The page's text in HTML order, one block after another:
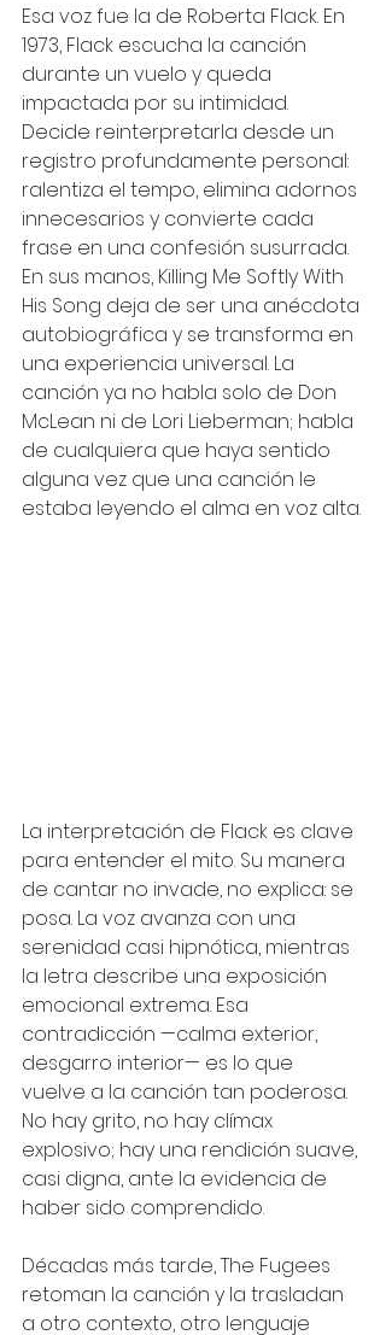
Esa voz fue la de Roberta Flack. En
1973, Flack escucha la canción
durante un vuelo y queda
impactada por su intimidad.
Decide reinterpretarla desde un
registro profundamente personal:
ralentiza el tempo, elimina adornos
innecesarios y convierte cada
frase en una confesión susurrada.
En sus manos, Killing Me Softly With
His Song deja de ser una anécdota
autobiográfica y se transforma en
una experiencia universal. La
canción ya no habla solo de Don
McLean ni de Lori Lieberman; habla
de cualquiera que haya sentido
alguna vez que una canción le
estaba leyendo el alma en voz alta.
La interpretación de Flack es clave
para entender el mito. Su manera
de cantar no invade, no explica: se
posa. La voz avanza con una
serenidad casi hipnótica, mientras
la letra describe una exposición
emocional extrema. Esa
contradicción —calma exterior,
desgarro interior— es lo que
vuelve a la canción tan poderosa.
No hay grito, no hay clímax
explosivo; hay una rendición suave,
casi digna, ante la evidencia de
haber sido comprendido.
Décadas más tarde, The Fugees
retoman la canción y la trasladan
a otro contexto, otro lenguaje